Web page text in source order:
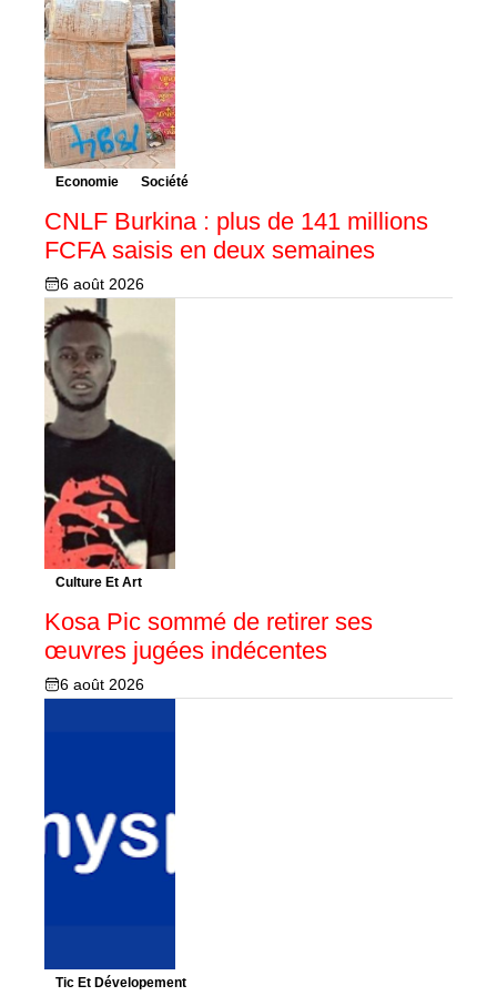
Economie Société
CNLF Burkina : plus de 141 millions
FCFA saisis en deux semaines
6 août 2026
Culture Et Art
Kosa Pic sommé de retirer ses
œuvres jugées indécentes
6 août 2026
Tic Et Dévelopement